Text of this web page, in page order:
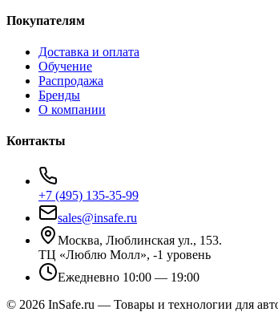
Покупателям
Доставка и оплата
Обучение
Распродажа
Бренды
О компании
Контакты
+7 (495) 135-35-99
sales@insafe.ru
Москва, Люблинская ул., 153.
ТЦ «Люблю Молл», -1 уровень
Ежедневно 10:00 — 19:00
© 2026 InSafe.ru — Товары и технологии для